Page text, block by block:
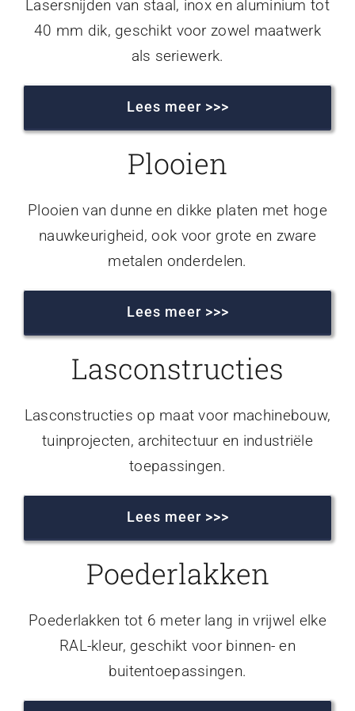
Lasersnijden van staal, inox en aluminium tot
40 mm dik, geschikt voor zowel maatwerk
als seriewerk.
Lees meer >>>
Plooien
Plooien van dunne en dikke platen met hoge
nauwkeurigheid, ook voor grote en zware
metalen onderdelen.
Lees meer >>>
Lasconstructies
Lasconstructies op maat voor machinebouw,
tuinprojecten, architectuur en industriële
toepassingen.
Lees meer >>>
Poederlakken
Poederlakken tot 6 meter lang in vrijwel elke
RAL-kleur, geschikt voor binnen- en
buitentoepassingen.